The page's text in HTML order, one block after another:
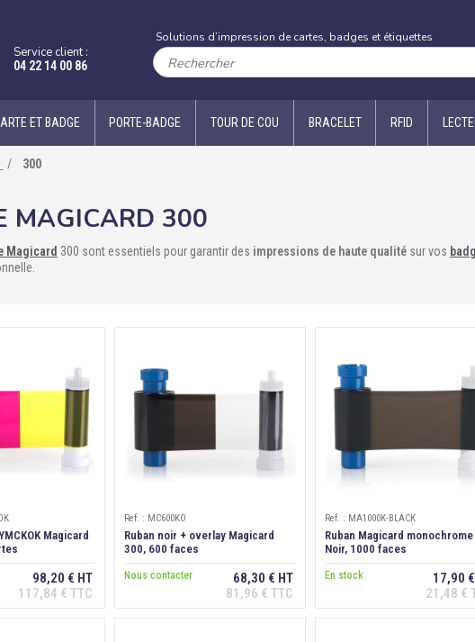
Service client :
04 22 14 00 86
Solutions d’impression de cartes, badges et étiquettes
ET BADGE PORTE-BADGE TOUR DE COU BRACELET RFID
300
MAGICARD 300
Magicard 300 sont essentiels pour garantir des impressions de haute qualité sur vos
Magicard
98,20 € HT
117,84 € TTC
Ref. : MC600KO
Ruban noir + overlay Magicard
300, 600 faces
Nous contacter
68,30 € HT
81,96 € TTC
Ref. : MA1000K-BLACK
Ruban Magicard monochrome
Noir, 1000 faces
En stock
17,90
21,48 €